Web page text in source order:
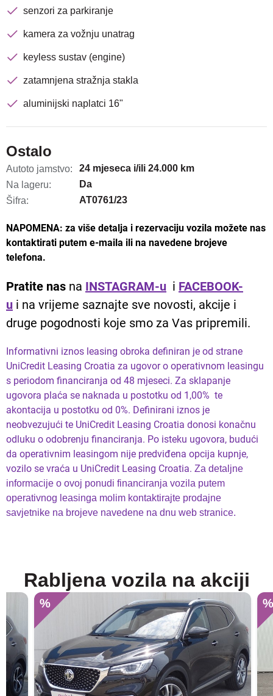
senzori za parkiranje
kamera za vožnju unatrag
keyless sustav (engine)
zatamnjena stražnja stakla
aluminijski naplatci 16"
Ostalo
Autoto jamstvo:
24 mjeseca i/ili 24.000 km
Na lageru:
Da
Šifra:
AT0761/23
NAPOMENA: za više detalja i rezervaciju vozila možete nas
kontaktirati putem e-maila ili na navedene brojeve
telefona.
Pratite nas na INSTAGRAM-u i FACEBOOK-
u i na vrijeme saznajte sve novosti, akcije i
druge pogodnosti koje smo za Vas pripremili.
Informativni iznos leasing obroka definiran je od strane
UniCredit Leasing Croatia za ugovor o operativnom leasingu
s periodom financiranja od 48 mjeseci. Za sklapanje
ugovora plaća se naknada u postotku od 1,00% te
akontacija u postotku od 0%. Definirani iznos je
neobvezujući te UniCredit Leasing Croatia donosi konačnu
odluku o odobrenju financiranja. Po isteku ugovora, budući
da operativnim leasingom nije predviđena opcija kupnje,
vozilo se vraća u UniCredit Leasing Croatia. Za detaljne
informacije o ovoj ponudi financiranja vozila putem
operativnog leasinga molim kontaktirajte prodajne
savjetnike na brojeve navedene na dnu web stranice.
Rabljena vozila na akciji
%